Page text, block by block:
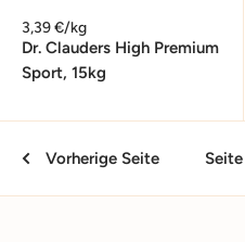
3,39 €/kg
Dr. Clauders High Premium
Sport, 15kg
Vorherige Seite